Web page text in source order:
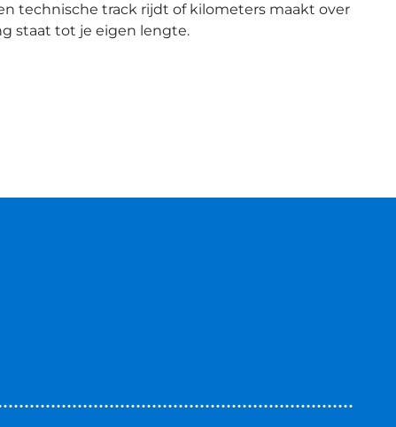
technische track rijdt of kilometers maakt over
staat tot je eigen lengte.